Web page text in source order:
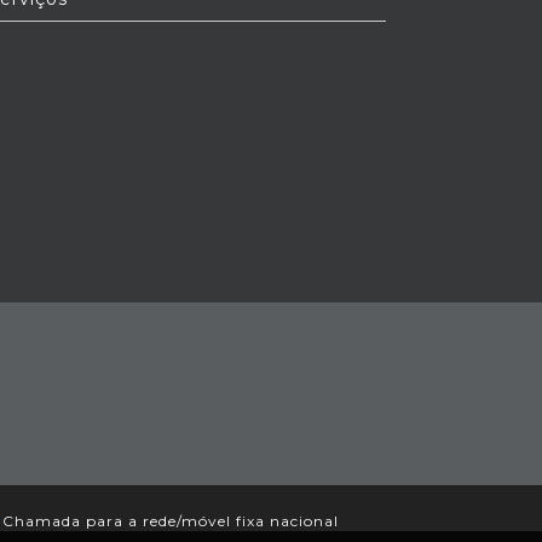
Chamada para a rede/móvel fixa nacional